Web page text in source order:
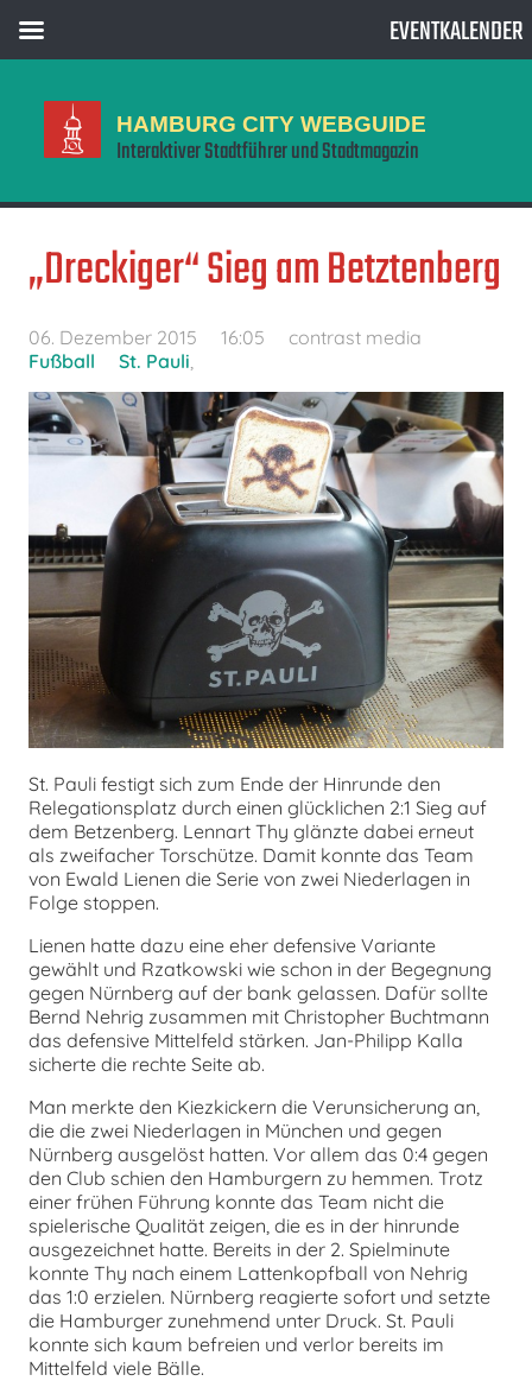
HAMBURG CITY WEBGUIDE
Interaktiver Stadtführer und Stadtmagazin
„Dreckiger“ Sieg am Betztenberg
06. Dezember 2015 16:05
contrast media
Fußball
St. Pauli
St. Pauli festigt sich zum Ende der Hinrunde den
Relegationsplatz durch einen glücklichen 2:1 Sieg auf
dem Betzenberg. Lennart Thy glänzte dabei erneut
als zweifacher Torschütze. Damit konnte das Team
von Ewald Lienen die Serie von zwei Niederlagen in
Folge stoppen.
Lienen hatte dazu eine eher defensive Variante
gewählt und Rzatkowski wie schon in der Begegnung
gegen Nürnberg auf der bank gelassen. Dafür sollte
Bernd Nehrig zusammen mit Christopher Buchtmann
das defensive Mittelfeld stärken. Jan-Philipp Kalla
sicherte die rechte Seite ab.
Man merkte den Kiezkickern die Verunsicherung an,
die die zwei Niederlagen in München und gegen
Nürnberg ausgelöst hatten. Vor allem das 0:4 gegen
den Club schien den Hamburgern zu hemmen. Trotz
einer frühen Führung konnte das Team nicht die
spielerische Qualität zeigen, die es in der hinrunde
ausgezeichnet hatte. Bereits in der 2. Spielminute
konnte Thy nach einem Lattenkopfball von Nehrig
das 1:0 erzielen. Nürnberg reagierte sofort und setzte
die Hamburger zunehmend unter Druck. St. Pauli
konnte sich kaum befreien und verlor bereits im
Mittelfeld viele Bälle.
EVENTKALENDER